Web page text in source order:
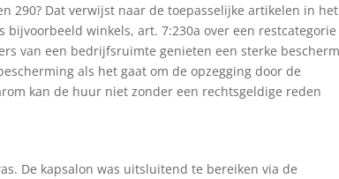
290? Dat verwijst naar de toepasselijke artikelen in het
winkels, art. 7:230a over een restcategorie
van een bedrijfsruimte genieten een sterke
als het gaat om de opzegging door de
kan de huur niet zonder een rechtsgeldige reden
De kapsalon was uitsluitend te bereiken via de